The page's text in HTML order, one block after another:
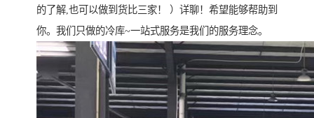
的了解,也可以做到货比三家！ ）详聊！希望能够帮助到
你。我们只做的冷库~一站式服务是我们的服务理念。